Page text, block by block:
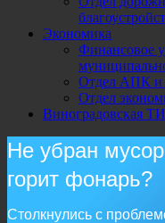
Экономика
Финансовое
Отдел АПК и
Отдел
Виноградовская
Не убран
горит фонарь?
Столкнулись с